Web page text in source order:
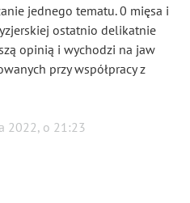
jednego tematu. 0 mięsa i
ostatnio delikatnie
opinią i wychodzi na jaw
przy współpracy z
2022, o 21:23